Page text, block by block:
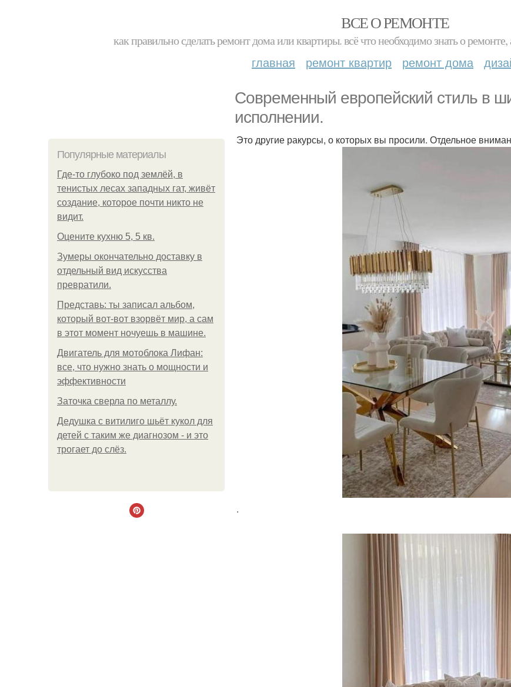
ВСЕ О РЕМОНТЕ
как правильно сделать ремонт дома или квартиры. всё что необходимо знать о
главная ремонт квартир ремонт дома
Современный европейский стиль в
исполнении.
Популярные материалы
Где-то глубоко под землёй, в
тенистых лесах западных гат, живёт
создание, которое почти никто не
видит.
Оцените кухню 5, 5 кв.
Зумеры окончательно доставку в
отдельный вид искусства
превратили.
Представь: ты записал альбом,
который вот-вот взорвёт мир, а сам
в этот момент ночуешь в машине.
Двигатель для мотоблока Лифан:
все, что нужно знать о мощности и
эффективности
Заточка сверла по металлу.
Дедушка с витилиго шьёт кукол для
детей с таким же диагнозом - и это
трогает до слёз.
Это другие ракурсы, о которых вы просили. Отдельное
.